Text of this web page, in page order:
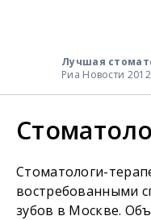
Лучшая
Риа Новости
Стоматологи-
востребованными
зубов в Москве.